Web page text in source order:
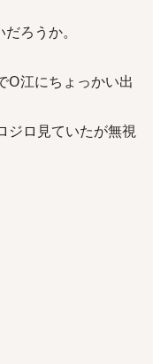
ろうか。
O江にちょっかい出
ジロ見ていたが無視